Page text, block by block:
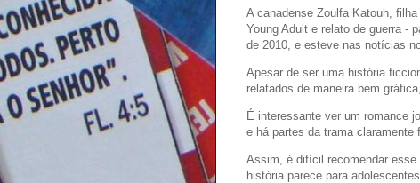
A canadense Zoulfa Katouh,
Young Adult e relato de guerra -
de 2010, e esteve nas notícias
Apesar de ser uma história
relatados de maneira bem
É interessante ver um romance
e há partes da trama claramente
Assim, é difícil recomendar
história parece para